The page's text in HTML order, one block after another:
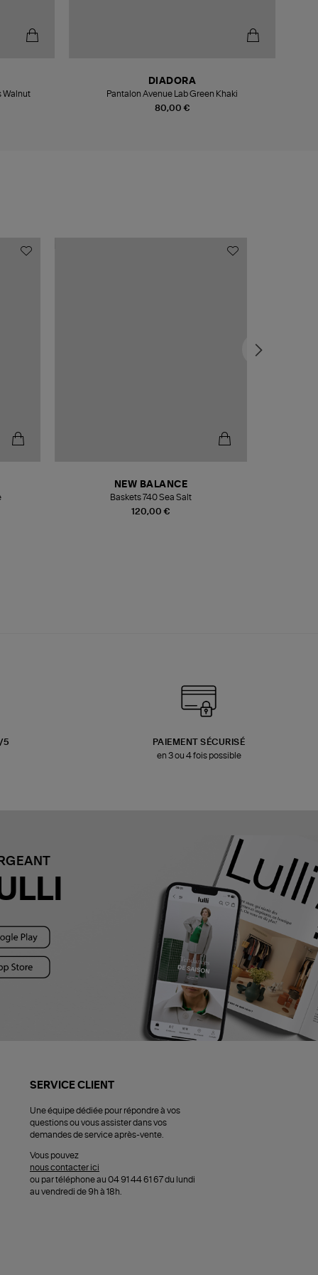
Walnut
80,00 €
DIADORA
Pantalon Avenue Lab Green Khaki
120,00 €
NEW BALANCE
Baskets 740 Sea Salt
5
PAIEMENT SÉCURISÉ
en 3 ou 4 fois possible
SERVICE CLIENT
Une équipe dédiée pour répondre à vos
questions ou vous assister dans vos
demandes de service après-vente.
Vous pouvez
nous contacter ici
ou par téléphone au 04 91 44 61 67 du lundi
au vendredi de 9h à 18h.